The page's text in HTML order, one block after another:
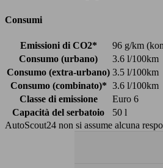
Consumi
Emissioni di CO2*
96 g/km
Consumo (urbano)
3.6 l/100km
Consumo (extra-urbano) 3.5 l/100km
Consumo (combinato)* 3.6 l/100km
Classe di emissione
Euro 6
Capacità del serbatoio
50 l
AutoScout24 non si assume alcuna